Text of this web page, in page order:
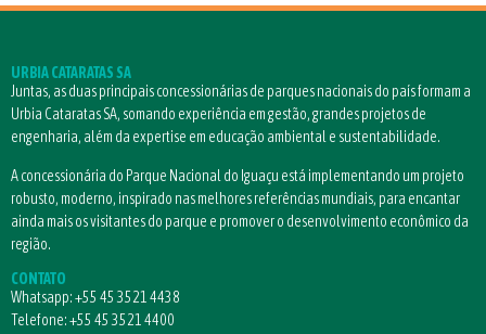
URBIA CATARATAS SA
Juntas, as duas principais concessionárias de parques nacionais do país formam a
Urbia Cataratas SA, somando experiência em gestão, grandes projetos de
engenharia, além da expertise em educação ambiental e sustentabilidade.
A concessionária do Parque Nacional do Iguaçu está implementando um projeto
robusto, moderno, inspirado nas melhores referências mundiais, para encantar
ainda mais os visitantes do parque e promover o desenvolvimento econômico da
região.
CONTATO
Whatsapp:+55 45 3521 4438
Telefone:+55 45 3521 4400